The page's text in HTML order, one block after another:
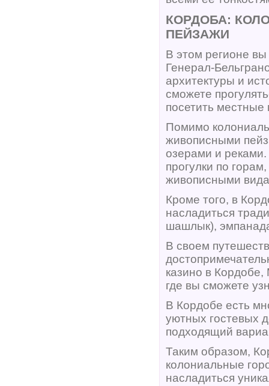
КОРДОБА:
ПЕЙЗАЖИ
В этом регионе вы
Генерал-
архитектуры и
сможете
посетить
Помимо
живописными
озерами и
прогулки по
живописными
Кроме того, в
насладиться
шашлык),
В своем
казино в
где вы сможете
В Кордобе есть
уютных гостевых
подходящий
Таким образом,
колониальные
насладиться